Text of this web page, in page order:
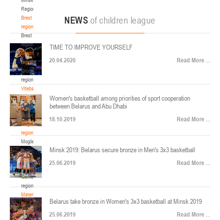
Region
Brest
region
Brest
region
Grodno
region
Grodno
region
Vitebsk
region
Vitebsk
region
Mogilev
region
Mogilev
region
Gomel
region
Gomel
region
Materials
for
coaches
ул. Ленинградская, 4
Минск
Финал четырех – юноши 2014-2015 гг.р., Дивизион 2, 22-24 апреля 2026 г., г.
Минск, ул. Стадионная, 3
U-12, девушки
V тур – девушки 2014-2015 гг.р., Дивизион 1, 17-19 апреля 2026 г., г. Гомель,
ул. Б.Хмельницкого, 118а
Минск
Финал 4-х – девушки 2010-2011 гг.р., Дивизион 2, 14-16 апреля 2026 г., г.
Минск, ул. Стадионная, 3
NEWS of children league
TIME TO IMPROVE YOURSELF
20.04.2020 Read More ...
Women's basketball among priorities of sport cooperation
between Belarus and Abu Dhabi
18.10.2019 Read More ...
Minsk 2019: Belarus secure bronze in Men's 3x3 basketball
25.06.2019 Read More ...
Belarus take bronze in Women's 3x3 basketball at Minsk 2019
25.06.2019 Read More ...